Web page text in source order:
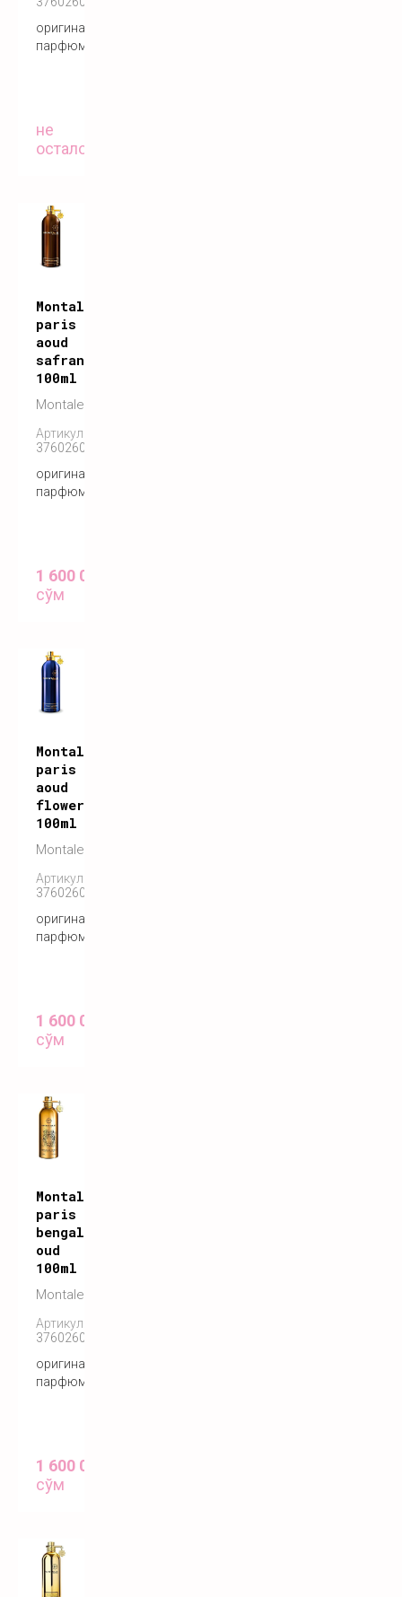
оригинальный
парфюм
не
осталось
Montale
paris
aoud
safran
100ml
Montale
Артикул:
3760260450034
оригинальный
парфюм
1 600 000
сўм
Montale
paris
aoud
flowers
100ml
Montale
Артикул:
3760260450034
оригинальный
парфюм
1 600 000
сўм
Montale
paris
bengal
oud
100ml
Montale
Артикул:
3760260450034
оригинальный
парфюм
1 600 000
сўм